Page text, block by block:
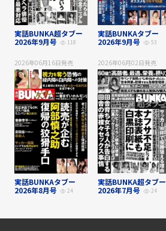
実話BUNKA超タブー
2026年9月号
118
実話BUNKAタブー
2026年9月号
53
2026年06月16日発売
実話BUNKAタブー
2026年8月号
24
2026年06月02日発売
実話BUNKA超タブー
2026年7月号
24